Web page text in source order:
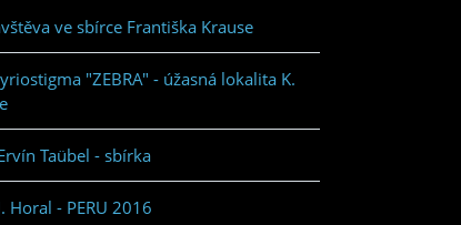
ve sbírce Františka Krause
"ZEBRA" - úžasná lokalita K.
Taübel - sbírka
Horal - PERU 2016